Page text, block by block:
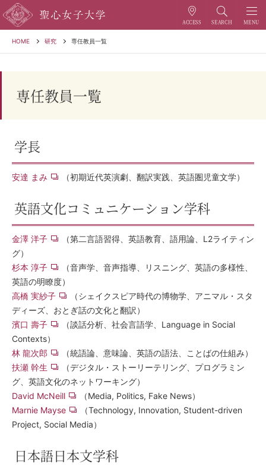
HOME 研究 専任教員一覧
専任教員一覧
学長
安達 まみ （初期近代英演劇、翻訳実践、英語圏児童文学）
英語文化コミュニケーション学科
金澤 洋子
（第二言語習得、英語教育、語用論、L2ライティン
グ）
杉本 淳子
（音声学、音声指導、リスニング、英語の多様性、
英語の明瞭度）
高橋 実紗子
（シェイクスピア時代の博物学、アニマル・スタ
ディーズ、おとぎ話の文化と翻訳）
濱口 壽子
（談話分析、社会言語学、Language in Social
Contexts）
林 龍次郎
（統語論、意味論、英語の語法、ことばの仕組み）
扶瀬 幹生
（デジタル・ストーリーテリング、プログラミン
グ、英語文化のネットワーキング）
David McNeill
（Media, Politics, Fake News）
Marnie Mayse
（Technology, Innovation, Student-driven
Project, Social Media）
日本語日本文学科